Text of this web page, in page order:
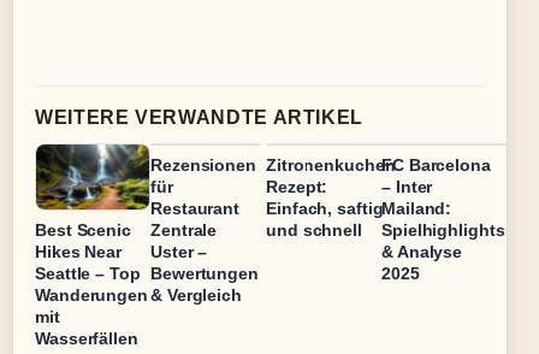
WEITERE VERWANDTE ARTIKEL
Best Scenic
Hikes Near
Seattle – Top
Wanderungen
mit
Wasserfällen
Rezensionen
für
Restaurant
Zentrale
Uster –
Bewertungen
& Vergleich
Zitronenkuchen
Rezept:
Einfach, saftig
und schnell
FC Barcelona
– Inter
Mailand:
Spielhighlights
& Analyse
2025